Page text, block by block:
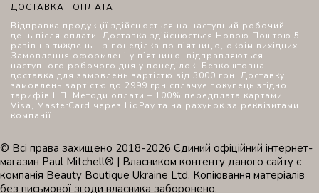
ДОСТАВКА І ОПЛАТА
Відправка продукції здійснюється на наступний робочий
день після оплати. Доставка здійснюється Новою Поштою 5
разів на тиждень – з понеділка по п’ятницю, окрім вихідних.
Замовлення оформлені у п’ятницю, відправляються
наступного робочого дня у понеділок. Безкоштовна
доставка для замовлень вартістю від 3000 грн. Доставку
замовлень вартістю до 2999 грн сплачує покупець згідно
тарифів НП. Методи оплати – 100% передплата картами
Visa, MasterCard через LiqPay та на рахунок за реквізитами
компанії.
© Всі права захищено 2018-2026 Єдиний офіційний інтернет-
магазин Paul Mitchell® | Власником контенту даного сайту є
компанія Beauty Boutique Ukraine Ltd. Копіювання матеріалів
без письмової згоди власника заборонено.